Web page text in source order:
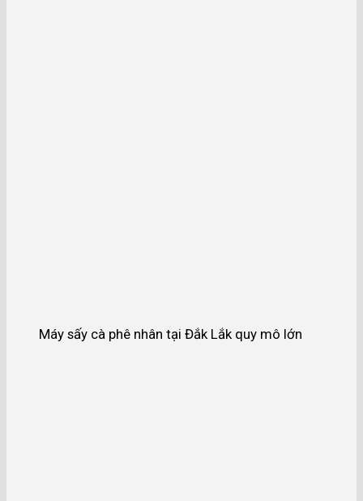
Máy sấy cà phê nhân tại Đắk Lắk quy mô lớn